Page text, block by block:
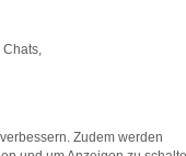
Browser oder
Chats,
Zudem werden